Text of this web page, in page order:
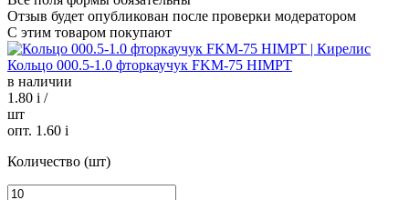
Отзыв будет опубликован после проверки модератором
С этим товаром покупают
Кольцо 000.5-1.0 фторкаучук FKM-75 HIMPT
в наличии
1.80 i /
шт
опт. 1.60 i
Количество (шт)